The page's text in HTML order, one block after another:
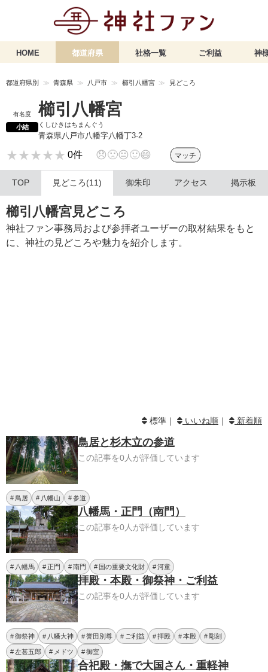
HOME 都道府県 社格一覧 ご利益 神
都道府県別 青森県 八戸市 櫛引八幡宮 見どころ
有名度
小結
櫛引八幡宮
くしひきはちまんぐう
青森県八戸市八幡字八幡丁3-2
★★★★★
★★★★★ 0件 😞🙁😐🙂😄 マッチ
TOP 見どころ(11) 御朱印 アクセス 掲示板
櫛引八幡宮見どころ
神社ファン事務局および参拝者ユーザーの取材結果をもと
に、神社の見どころや魅力を紹介します。
標準｜ いいね順 ｜ 新着順
鳥居と杉木立の参道
この記事を0人が評価しています
鳥居 八幡山 参道
八幡馬・正門（南門）
この記事を0人が評価しています
八幡馬 正門 南門 国の重要文化財 河童
拝殿・本殿・御祭神・ご利益
この記事を0人が評価しています
御祭神 八幡大神 誉田別尊 ご利益 拝殿 本殿 彫刻
左甚五郎 メドツ 御室
合祀殿・撫で大国さん・重軽神